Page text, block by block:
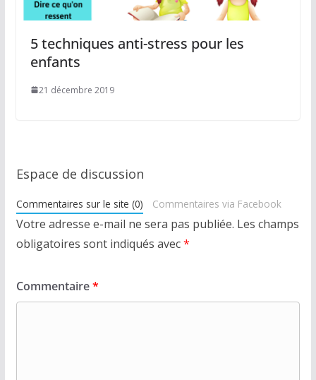
5 techniques anti-stress pour les
enfants
21 décembre 2019
Espace de discussion
Commentaires sur le site (0) Commentaires via Facebook
Votre adresse e-mail ne sera pas publiée. Les champs
obligatoires sont indiqués avec*
Commentaire*